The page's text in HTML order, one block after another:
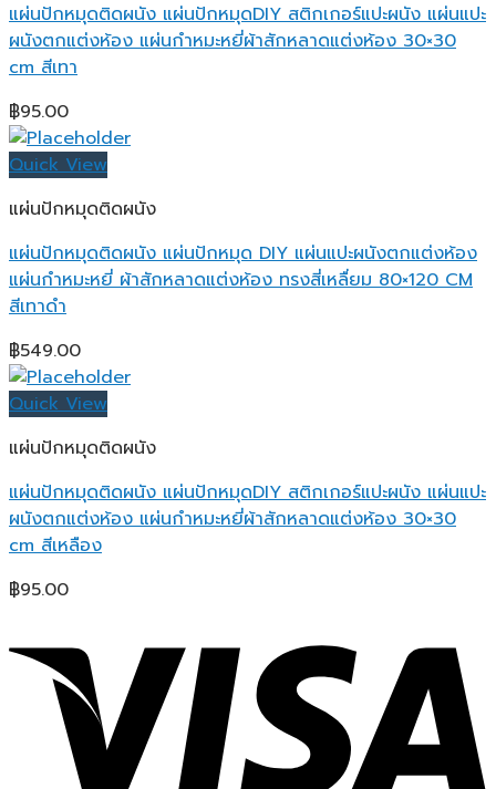
แผ่นปักหมุดติดผนัง แผ่นปักหมุดDIY สติกเกอร์แปะผนัง แผ่นแปะ
ผนังตกแต่งห้อง แผ่นกำหมะหยี่ผ้าสักหลาดแต่งห้อง 30×30
cm สีเทา
฿95.00
Quick View
แผ่นปักหมุดติดผนัง
แผ่นปักหมุดติดผนัง แผ่นปักหมุด DIY แผ่นแปะผนังตกแต่งห้อง
แผ่นกำหมะหยี่ ผ้าสักหลาดแต่งห้อง ทรงสี่เหลื่ยม 80×120 CM
สีเทาดำ
฿549.00
Quick View
แผ่นปักหมุดติดผนัง
แผ่นปักหมุดติดผนัง แผ่นปักหมุดDIY สติกเกอร์แปะผนัง แผ่นแปะ
ผนังตกแต่งห้อง แผ่นกำหมะหยี่ผ้าสักหลาดแต่งห้อง 30×30
cm สีเหลือง
฿95.00